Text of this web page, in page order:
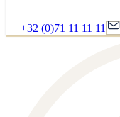
+32 (0)71 11 11 11